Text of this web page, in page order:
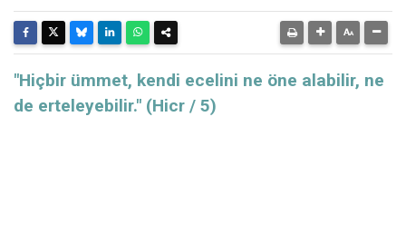
"Hiçbir ümmet, kendi ecelini ne öne alabilir, ne
de erteleyebilir." (Hicr / 5)